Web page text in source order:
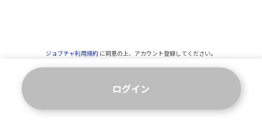
ジョブチャ利用規約 に同意の上、アカウント登録してください。
ログイン